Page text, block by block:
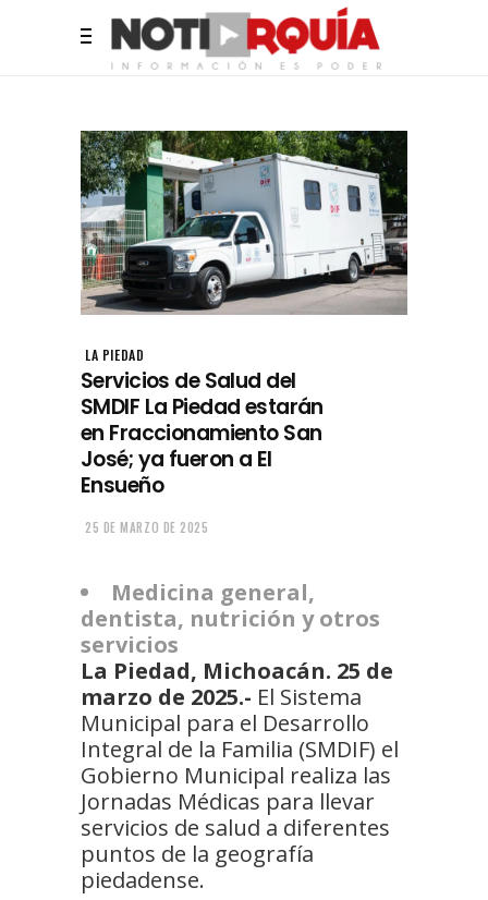
LA PIEDAD
Servicios de Salud del
SMDIF La Piedad estarán
en Fraccionamiento San
José; ya fueron a El
Ensueño
25 DE MARZO DE 2025
Medicina general,
dentista, nutrición y otros
servicios
La Piedad, Michoacán. 25 de
marzo de 2025.- El Sistema
Municipal para el Desarrollo
Integral de la Familia (SMDIF) el
Gobierno Municipal realiza las
Jornadas Médicas para llevar
servicios de salud a diferentes
puntos de la geografía
piedadense.